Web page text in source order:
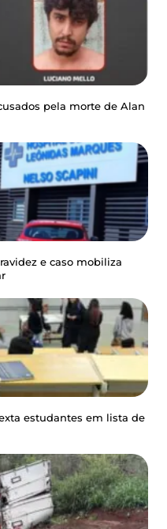
pela morte de Alan
e caso mobiliza
estudantes em lista de